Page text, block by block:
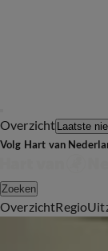
Overzicht Laatste
Volg Hart van
Zoeken
OverzichtRegio
Winter zat: meerderheid